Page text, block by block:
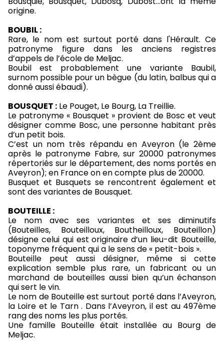
origine.
BOUBIL :
Rare, le nom est surtout porté dans l'Hérault. Ce
patronyme figure dans les anciens registres
d’appels de l’école de Meljac.
Boubil est probablement une variante Baubil,
surnom possible pour un bègue (du latin, balbus qui a
donné aussi ébaudi).
BOUSQUET : Le Pouget, Le Bourg, La Treillie.
Le patronyme « Bousquet » provient de Bosc et veut
désigner comme Bosc, une personne habitant près
d’un petit bois.
C’est un nom très répandu en Aveyron (le 2ème
après le patronyme Fabre, sur 20000 patronymes
répertoriés sur le département, des noms portés en
Aveyron); en France on en compte plus de 20000.
Busquet et Busquets se rencontrent également et
sont des variantes de Bousquet.
BOUTEILLE :
Le nom avec ses variantes et ses diminutifs
(Bouteilles, Bouteilloux, Boutheilloux, Bouteillon)
désigne celui qui est originaire d’un lieu-dit Bouteille,
toponyme fréquent qui a le sens de « petit-bois ».
Bouteille peut aussi désigner, même si cette
explication semble plus rare, un fabricant ou un
marchand de bouteilles aussi bien qu’un échanson
qui sert le vin.
Le nom de Bouteille est surtout porté dans l’Aveyron,
la Loire et le Tarn . Dans l’Aveyron, il est au 497ème
rang des noms les plus portés.
Une famille Bouteille était installée au Bourg de
Meljac.